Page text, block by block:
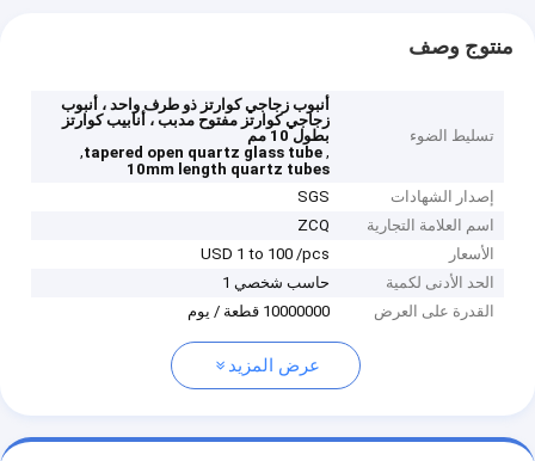
منتوج وصف
تسليط الضوء
أنبوب زجاجي كوارتز ذو طرف واحد ، أنبوب
زجاجي كوارتز مفتوح مدبب ، أنابيب كوارتز
بطول 10 مم
,
tapered open quartz glass tube
,
10mm length quartz tubes
إصدار الشهادات
SGS
اسم العلامة التجارية
ZCQ
الأسعار
USD 1 to 100 /pcs
الحد الأدنى لكمية
حاسب شخصي 1
القدرة على العرض
10000000 قطعة / يوم
عرض المزيد